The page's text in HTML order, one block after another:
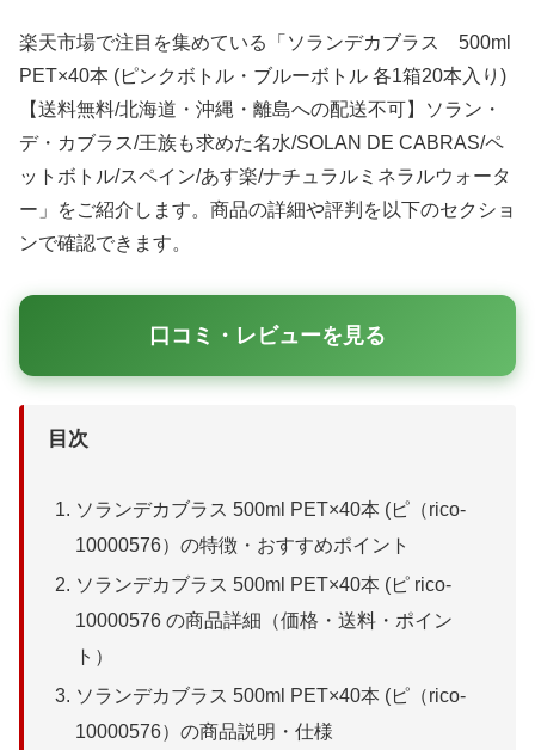
楽天市場で注目を集めている「ソランデカブラス 500ml
PET×40本 (ピンクボトル・ブルーボトル 各1箱20本入り)
【送料無料/北海道・沖縄・離島への配送不可】ソラン・
デ・カブラス/王族も求めた名水/SOLAN DE CABRAS/ペ
ットボトル/スペイン/あす楽/ナチュラルミネラルウォータ
ー」をご紹介します。商品の詳細や評判を以下のセクショ
ンで確認できます。
口コミ・レビューを見る
目次
ソランデカブラス 500ml PET×40本 (ピ（rico-
10000576）の特徴・おすすめポイント
ソランデカブラス 500ml PET×40本 (ピ rico-
10000576 の商品詳細（価格・送料・ポイン
ト）
ソランデカブラス 500ml PET×40本 (ピ（rico-
10000576）の商品説明・仕様